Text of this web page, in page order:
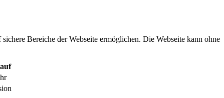
Bereiche der Webseite ermöglichen. Die Webseite kann ohne